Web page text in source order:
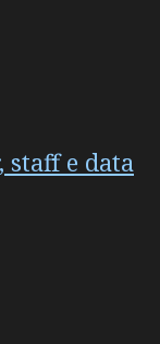
staff e data